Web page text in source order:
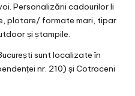
Personalizării cadourilor li
plotare/ formate mari, tipar
și ștampile.
sunt localizate în
nr. 210) și Cotroceni